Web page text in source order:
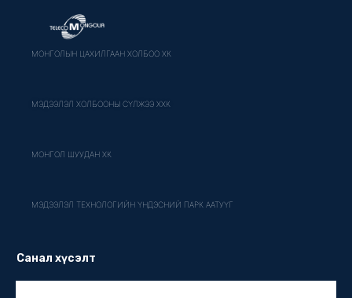
МОНГОЛЫН ЦАХИЛГААН ХОЛБОО ХК
МЭДЭЭЛЭЛ ХОЛБООНЫ СҮЛЖЭЭ ХХК
МОНГОЛ ШУУДАН ХК
МЭДЭЭЛЭЛ ТЕХНОЛОГИЙН ҮНДЭСНИЙ ПАРК ААТУҮГ
Санал хүсэлт